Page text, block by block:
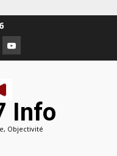
Youtube
Info
Objectivité